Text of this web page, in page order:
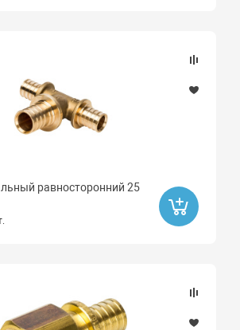
равносторонний 25